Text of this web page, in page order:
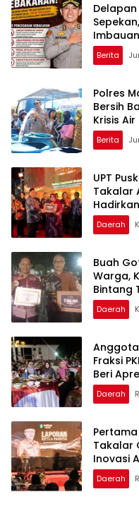
Berita
Polres
Bersih
Krisis
Berita
UPT
Takalar
Daerah
Buah
Warga,
Bintang
Daerah
Anggota
Fraksi
Beri
Lentera
Daerah
Takalar
Inovasi
Daerah